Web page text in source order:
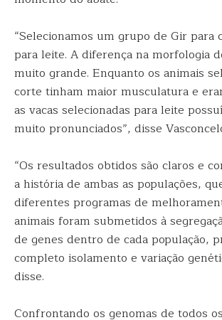
“Selecionamos um grupo de Gir para
para leite. A diferença na morfologia
muito grande. Enquanto os animais
corte tinham maior musculatura e
as vacas selecionadas para leite
muito pronunciados”, disse
“Os resultados obtidos são claros e
a história de ambas as populações,
diferentes programas de
animais foram submetidos à
de genes dentro de cada população,
completo isolamento e variação
disse.
Confrontando os genomas de todos